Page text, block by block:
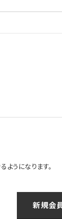
ようになります。